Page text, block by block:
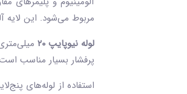
مربوط می‌شود. این لایه
لوله نیوپایپ۲۰
پرفشار بسیار مناسب است.
استفاده از لوله‌های